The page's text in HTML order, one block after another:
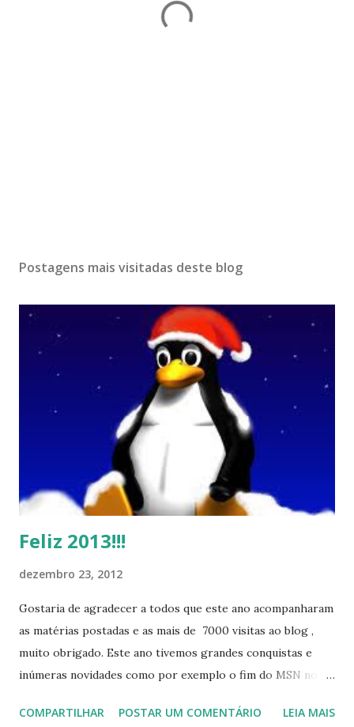
Postagens mais visitadas deste blog
Feliz 2013!!!
dezembro 23, 2012
Gostaria de agradecer a todos que este ano acompanharam
as matérias postadas e as mais de 7000 visitas ao blog ,
muito obrigado. Este ano tivemos grandes conquistas e
inúmeras novidades como por exemplo o fim do MSN no
do Kaiana que será lançada em 2013, distro nacional , a
COMPARTILHAR POSTAR UM COMENTÁRIO LEIA MAIS